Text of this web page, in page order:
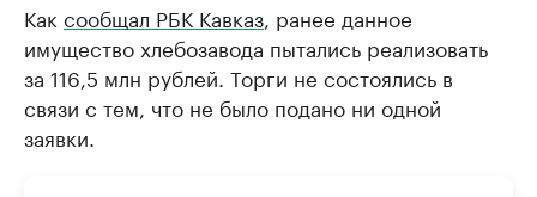
Как сообщал РБК Кавказ , ранее данное
имущество хлебозавода пытались реализовать
за 116,5 млн рублей. Торги не состоялись в
связи с тем, что не было подано ни одной
заявки.